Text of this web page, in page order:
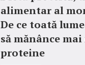
alimentar al
De ce toată
să mănânce
proteine